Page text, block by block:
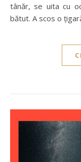
tânăr, se uita cu
bătut. A scos o